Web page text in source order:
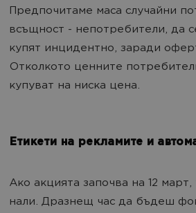
Предпочитаме маса случайни
всъщност - непотребители, да
купят инцидентно, заради
Отколкото ценните
купуват на ниска цена.
Етикети на рекламите и
Ако акцията започва на 12
нали. Дразнещ час да бъдеш